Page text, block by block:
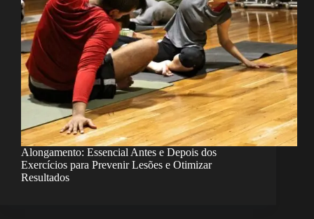
Alongamento: Essencial Antes e Depois dos
Exercícios para Prevenir Lesões e Otimizar
Resultados